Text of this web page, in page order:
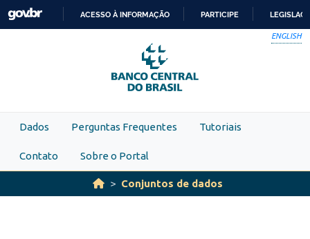
Skip to main content
PARA
O
CONTEÚDO
ACESSO À INFORMAÇÃO PARTICIPE
ENGLISH
Dados Perguntas Frequentes Tutoriais
Contato Sobre o Portal
Conjuntos de dados